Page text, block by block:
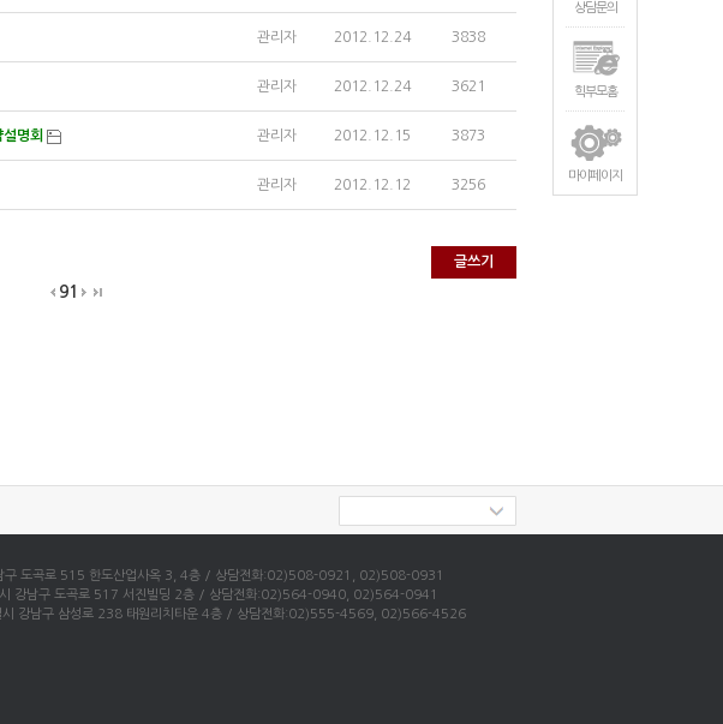
관리자 2012.12.24 3838
관리자 2012.12.24 3621
명회 관리자 2012.12.15 3873
관리자 2012.12.12 3256
글쓰기
91
상담문의
힉부모홈
마이페이지
구 도곡로 515 한도산업사옥 3, 4층 / 상담전화:02)508-0921, 02)508-0931
강남구 도곡로 517 서진빌딩 2층 / 상담전화:02)564-0940, 02)564-0941
강남구 삼성로 238 태원리치타운 4층 / 상담전화:02)555-4569, 02)566-4526